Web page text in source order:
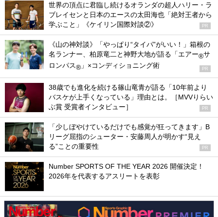
世界の頂点に君臨し続けるオランダの超人ハリー・ラ
ブレイセンと日本のエースの太田海也「絶対王者から
学ぶこと」《ケイリン国際対談②》
PR
《山の神対談》「やっぱり“タイパ”がいい！」箱根の
名ランナー、柏原竜二と神野大地が語る「エアー®サ
ロンパス® 」×コンディショニング術 PR
38歳でも進化を続ける篠山竜青が語る「10年前より
バスケが上手くなっている」理由とは。［MVVりらい
ぶ賞 受賞者インタビュー］
PR
「少しぼやけているだけでも感覚が狂ってきます」B
リーグ屈指のシューター・安藤周人が明かす“見え
る”ことの重要性
PR
Number SPORTS OF THE YEAR 2026 開催決定！
2026年を代表するアスリートを表彰